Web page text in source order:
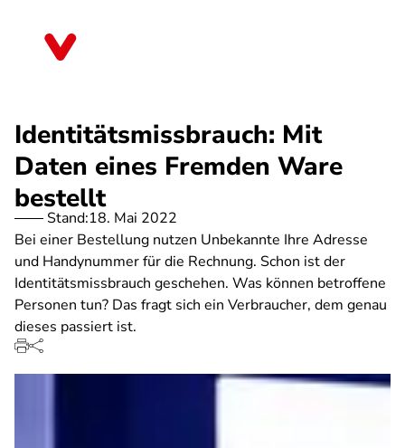
Identitätsmissbrauch: Mit
Daten eines Fremden Ware
bestellt
Stand:18. Mai 2022
Bei einer Bestellung nutzen Unbekannte Ihre Adresse
und Handynummer für die Rechnung. Schon ist der
Identitätsmissbrauch geschehen. Was können betroffene
Personen tun? Das fragt sich ein Verbraucher, dem genau
dieses passiert ist.